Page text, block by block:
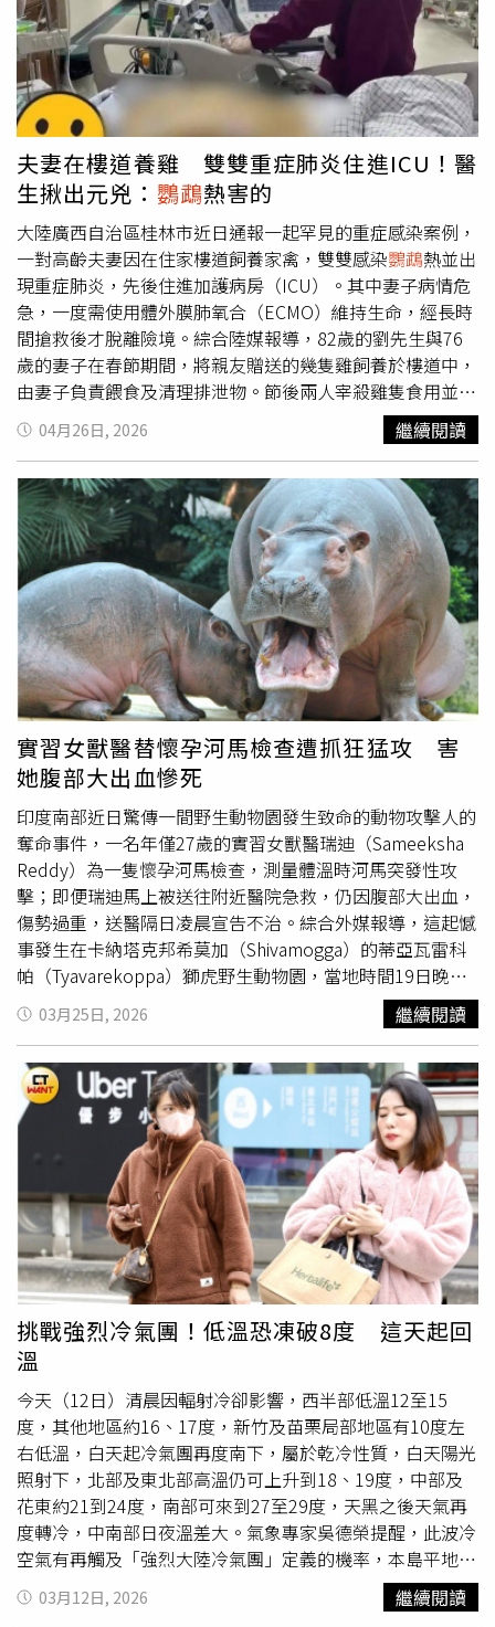
GFS模式均模擬到5月7日、8日前後，於關島附近有新的熱
帶擾動生成訊號，並有機會再增強為颱風。林得恩說，目前
初步評估，由於東亞季風尚未完全建立，且西太平洋副熱帶
高壓位置偏南、結構也未穩定下，在環境駛流場的配置與導
引，熱帶擾動多向北轉（recurvature），要直接影響到台
灣的機率非常小，低於10至15%。
夫妻在樓道養雞 雙雙重症肺炎住進ICU！醫
生揪出元兇： 鸚鵡熱害的
大陸廣西自治區桂林市近日通報一起罕見的重症感染案例，
一對高齡夫妻因在住家樓道飼養家禽，雙雙感染鸚鵡熱並出
現重症肺炎，先後住進加護病房（ICU）。其中妻子病情危
急，一度需使用體外膜肺氧合（ECMO）維持生命，經長時
間搶救後才脫離險境。綜合陸媒報導，82歲的劉先生與76
歲的妻子在春節期間，將親友贈送的幾隻雞飼養於樓道中，
由妻子負責餵食及清理排泄物。節後兩人宰殺雞隻食用並進
行處理。不料數日後，妻子突發高燒，體溫高達39度，起初
被誤認為一般感冒，但用藥後未見改善，反而出現咳嗽、呼
吸急促等症狀，隨即送醫。病情迅速惡化後，妻子被轉入桂
林醫科大學第二附屬醫院重症醫學科治療。醫療團隊指出，
患者出現嚴重呼吸困難與低血氧，經呼吸器支持及俯臥治療
仍未改善，血氧指數持續低於危險標準，最終緊急啟用
ECMO搶救。醫師透過胸部電腦斷層影像及臨床判斷，懷疑
為鸚鵡熱衣原體感染，經進一步檢測後證實，且合併細菌與
真菌感染，增加治療難度。就在妻子住院第三天，劉先生也
因類似症狀入院，檢測結果同樣為鸚鵡熱衣原體感染並合併
真菌感染。所幸其病情較輕，經23天治療後順利轉出ICU；
妻子則使用ECMO長達9天，歷經40天治療才脫離重症。醫
院專家指出，鸚鵡熱衣原體廣泛存在於各類禽鳥，包括雞、
鴨、鵝及鴿子等，且多數為無症狀帶原，卻具有高度傳染風
險。病原體可透過糞便或分泌物形成氣溶膠，經呼吸道傳播
給人類，特別是在密閉或通風不良環境中更易感染。專家提
醒，民眾若接觸或飼養禽類，應選擇經檢疫合格來源，並保
持環境通風乾燥，清理排泄物時應使用消毒劑。同時建議佩
戴口罩與手套，作業後確實清潔雙手。若出現高燒、劇烈頭
痛、乾咳等類似流感但更嚴重症狀，應立即就醫，並主動告
知接觸史，以利醫師及早診斷與治療。
04月26日, 2026 繼續閱讀
實習女獸醫替懷孕河馬檢查遭抓狂猛攻 害
她腹部大出血慘死
印度南部近日驚傳一間野生動物園發生致命的動物攻擊人的
奪命事件，一名年僅27歲的實習女獸醫瑞迪（Sameeksha
Reddy）為一隻懷孕河馬檢查，測量體溫時河馬突發性攻
擊；即便瑞迪馬上被送往附近醫院急救，仍因腹部大出血，
傷勢過重，送醫隔日凌晨宣告不治。綜合外媒報導，這起憾
事發生在卡納塔克邦希莫加（Shivamogga）的蒂亞瓦雷科
帕（Tyavarekoppa）獅虎野生動物園，當地時間19日晚間
10時30分左右，到該動物園實習不久的女獸醫瑞迪原本主
要負責照顧2隻生病的
，但臨時被安排去替一隻懷孕河
馬進行身體檢查。當時瑞迪是使用非侵入性的紅外線熱顯像
儀為河馬監測體溫，並未直接碰觸動物，但該頭河馬毫無預
警地突然朝瑞迪發動猛烈攻擊。在場其他工作人員見狀，立
刻將瑞迪送往附近一間醫院搶救。醫療團隊表示，瑞迪全身
多處受傷嚴重，除了大面積深層傷口外，更伴隨腹部大量失
血與肝臟受損，最終引發心臟驟停，瑞迪在20日上午6時30
分被宣告不治。據悉，瑞迪在今年2月1日起到該動物園實
習，仍處於實習階段，還剩下45天的培訓課程待完成，未料
卻在工作中發生憾事。針對這起事故，印度森林部長坎德雷
（Eshwar Khandre）已公開表達深切哀悼，並下令徹查。
另外，坎德雷強調，園方必須嚴格落實標準作業程序
（SOP），以防止類似悲劇重演，同時指示相關部門組成專
案小組，針對意外發生的過程與安全漏洞進行詳盡調查，並
於近期提交調查報告。
03月25日, 2026 繼續閱讀
挑戰強烈冷氣團！低溫恐凍破8度 這天起回
溫
今天（12日）清晨因輻射冷卻影響，西半部低溫12至15
度，其他地區約16、17度，新竹及苗栗局部地區有10度左
右低溫，白天起冷氣團再度南下，屬於乾冷性質，白天陽光
照射下，北部及東北部高溫仍可上升到18、19度，中部及
花東約21到24度，南部可來到27至29度，天黑之後天氣再
度轉冷，中南部日夜溫差大。氣象專家吳德榮提醒，此波冷
空氣有再觸及「強烈大陸冷氣團」定義的機率，本島平地的
最低氣溫將降至8度左右。氣象專家吳德榮在「氣象應用推
廣基金會」專欄「洩天機教室」撰文道，今晨觀測資料顯
03月12日, 2026 繼續閱讀